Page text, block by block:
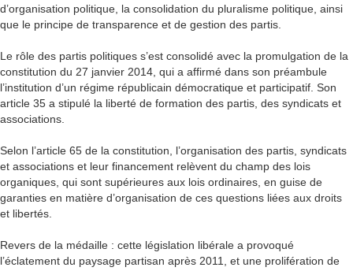
d’organisation politique, la consolidation du pluralisme politique, ainsi
que le principe de transparence et de gestion des partis.
Le rôle des partis politiques s’est consolidé avec la promulgation de la
constitution du 27 janvier 2014, qui a affirmé dans son préambule
l’institution d’un régime républicain démocratique et participatif. Son
article 35 a stipulé la liberté de formation des partis, des syndicats et
associations.
Selon l’article 65 de la constitution, l’organisation des partis, syndicats
et associations et leur financement relèvent du champ des lois
organiques, qui sont supérieures aux lois ordinaires, en guise de
garanties en matière d’organisation de ces questions liées aux droits
et libertés.
Revers de la médaille : cette législation libérale a provoqué
l’éclatement du paysage partisan après 2011, et une prolifération de